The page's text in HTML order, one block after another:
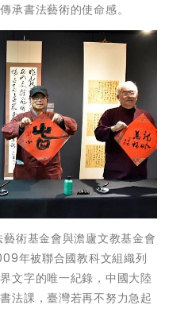
承書法藝術的使命感。
術基金會與澹廬文教基金會
年被聯合國教科文組織列
文字的唯一紀錄，中國大陸
法課，臺灣若再不努力急起